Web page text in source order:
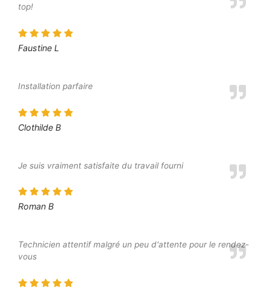
top!
Faustine L
Installation parfaire
Clothilde B
Je suis vraiment satisfaite du travail fourni
Roman B
Technicien attentif malgré un peu d'attente pour le rendez-
vous